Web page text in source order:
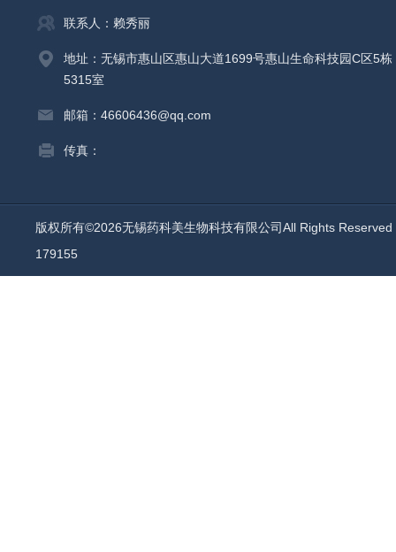
联系人：赖秀丽
地址：无锡市惠山区惠山大道1699号惠山生命科技园C区5栋
5315室
邮箱：46606436@qq.com
传真：
版权所有©2026无锡药科美生物科技有限公司All Rights
179155